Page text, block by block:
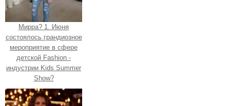
Мирра? 1. Июня
состоялось грандиозное
мероприятие в сфере
детской Fashion -
индустрии Kids Summer
Show?